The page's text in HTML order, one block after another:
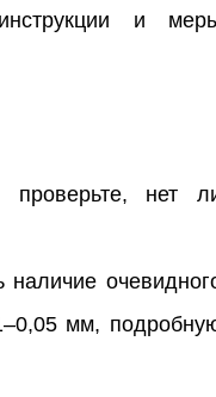
и
проверьте, нет
мм,